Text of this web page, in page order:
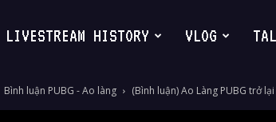
MixiGaming
LIVESTREAM HISTORY VLOG
Bình luận PUBG - Ao làng (Bình luận) Ao Làng PUBG trở